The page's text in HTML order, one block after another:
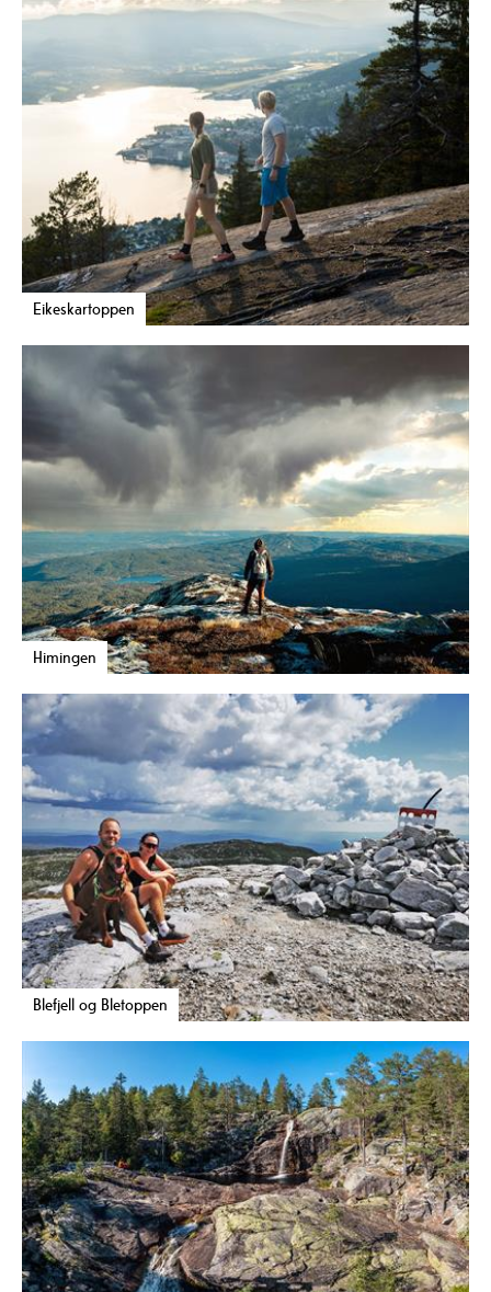
Eikeskartoppen
Himingen
Blefjell og Bletoppen